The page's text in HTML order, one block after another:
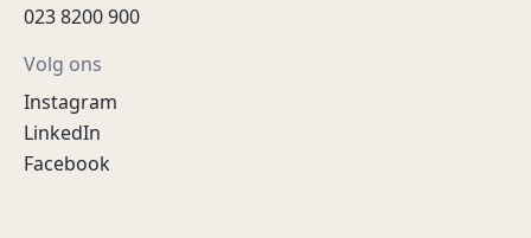
023 8200 900
Volg ons
Instagram
LinkedIn
Facebook